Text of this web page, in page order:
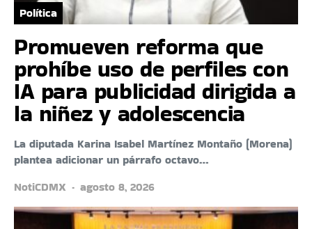
Política
Promueven reforma que
prohíbe uso de perfiles con
IA para publicidad dirigida a
la niñez y adolescencia
La diputada Karina Isabel Martínez Montaño (Morena)
plantea adicionar un párrafo octavo…
NotiCDMX
agosto 8, 2026